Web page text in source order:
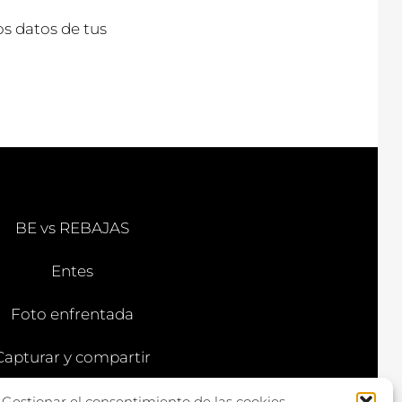
datos de tus
BE vs REBAJAS
Entes
Foto enfrentada
y compartir